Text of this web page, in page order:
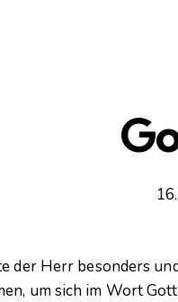
der Herr besonders
um sich im Wort